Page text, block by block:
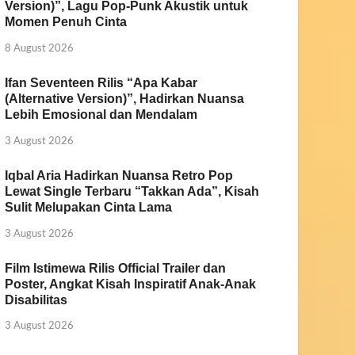
Version)”, Lagu Pop-Punk Akustik untuk
Momen Penuh Cinta
8 August 2026
Ifan Seventeen Rilis “Apa Kabar
(Alternative Version)”, Hadirkan Nuansa
Lebih Emosional dan Mendalam
3 August 2026
Iqbal Aria Hadirkan Nuansa Retro Pop
Lewat Single Terbaru “Takkan Ada”, Kisah
Sulit Melupakan Cinta Lama
3 August 2026
Film Istimewa Rilis Official Trailer dan
Poster, Angkat Kisah Inspiratif Anak-Anak
Disabilitas
3 August 2026